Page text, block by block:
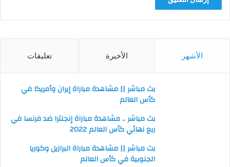
الأشهر الأخيرة تعليقات
بث مباشر || مشاهدة مباراة إيران وأمريكا في
كأس العالم
بث مباشر .. مشاهدة مباراة إنجلترا ضد فرنسا في
ربع نهائي كأس العالم 2022
بث مباشر || مشاهدة مباراة البرازيل وكوريا
الجنوبية في كأس العالم